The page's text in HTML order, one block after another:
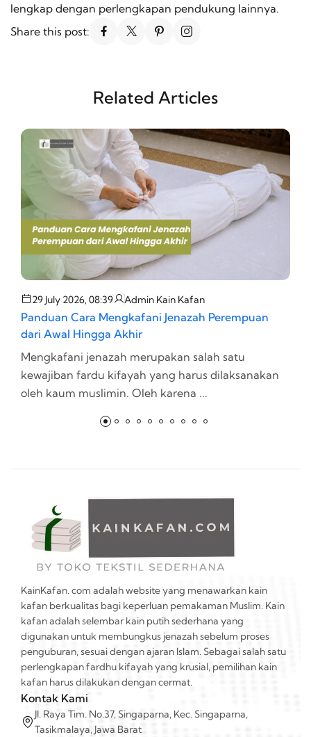
lengkap dengan perlengkapan pendukung lainnya.
Share this post:
Related Articles
29 July 2026, 08:39 Admin Kain Kafan
Panduan Cara Mengkafani Jenazah Perempuan
dari Awal Hingga Akhir
Mengkafani jenazah merupakan salah satu
kewajiban fardu kifayah yang harus dilaksanakan
oleh kaum muslimin. Oleh karena ...
KainKafan. com adalah website yang menawarkan kain
kafan berkualitas bagi keperluan pemakaman Muslim. Kain
kafan adalah selembar kain putih sederhana yang
digunakan untuk membungkus jenazah sebelum proses
penguburan, sesuai dengan ajaran Islam. Sebagai salah satu
perlengkapan fardhu kifayah yang krusial, pemilihan kain
kafan harus dilakukan dengan cermat.
Kontak Kami
Jl. Raya Tim. No.37, Singaparna, Kec. Singaparna,
Tasikmalaya, Jawa Barat